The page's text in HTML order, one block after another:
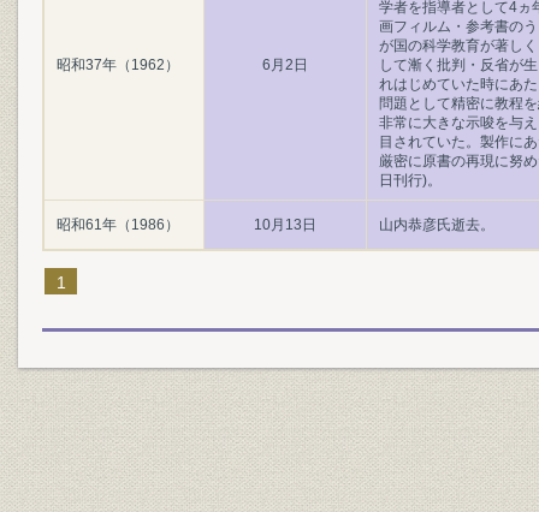
昭和37年（1962） 6月2日
学者を指導者として4ヵ
画フィルム・参考書の
が国の科学教育が著し
して漸く批判・反省が
れはじめていた時にあ
問題として精密に教程
非常に大きな示唆を与
目されていた。製作に
厳密に原書の再現に努
日刊行)。
昭和61年（1986） 10月13日 山内恭彦氏逝去。
1